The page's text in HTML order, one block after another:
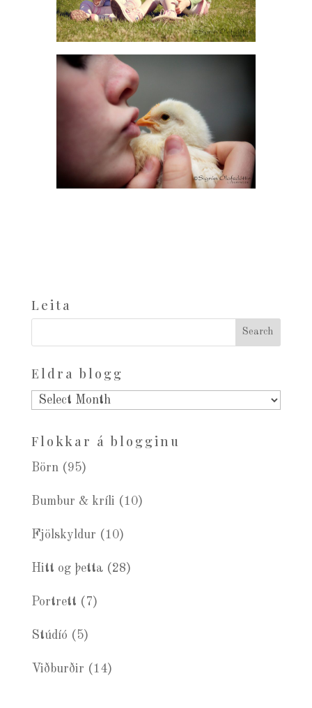
Leita
Eldra blogg
Eldra
Flokkar á blogginu
Börn(95)
Bumbur & kríli (10)
Fjölskyldur (10)
Hitt og þetta(28)
Portrett (7)
Stúdíó (5)
Viðburðir (14)